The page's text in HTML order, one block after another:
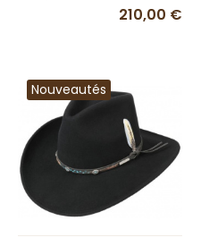
210,00 €
Nouveautés